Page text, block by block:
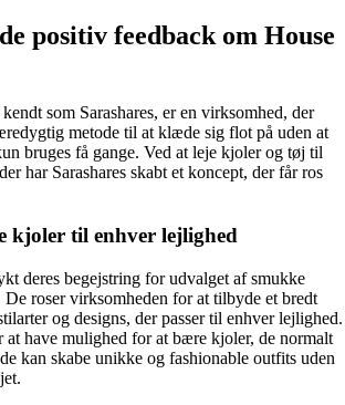
positiv feedback om House
som Sarashares, er en virksomhed, der
metode til at klæde sig flot på uden at
bruges få gange. Ved at leje kjoler og tøj til
har Sarashares skabt et koncept, der får ros
kjoler til enhver lejlighed
deres begejstring for udvalget af smukke
De roser virksomheden for at tilbyde et bredt
og designs, der passer til enhver lejlighed.
at have mulighed for at bære kjoler, de normalt
kan skabe unikke og fashionable outfits uden